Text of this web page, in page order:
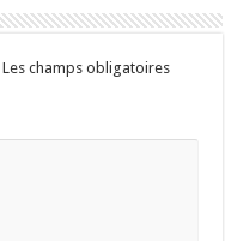
Les champs obligatoires